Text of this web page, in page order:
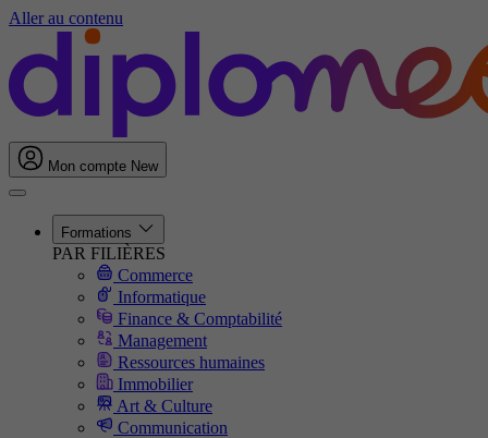
Aller au contenu
Mon compte New
Formations
PAR FILIÈRES
Commerce
Informatique
Finance & Comptabilité
Management
Ressources humaines
Immobilier
Art & Culture
Communication